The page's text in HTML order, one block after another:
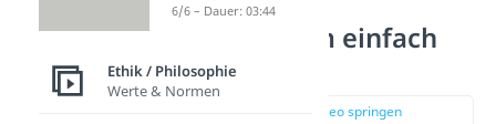
Trolley Problem einfach
erklärt
zur Stelle im Video springen
6/6 – Dauer: 03:44
Ethik / Philosophie
Werte & Normen